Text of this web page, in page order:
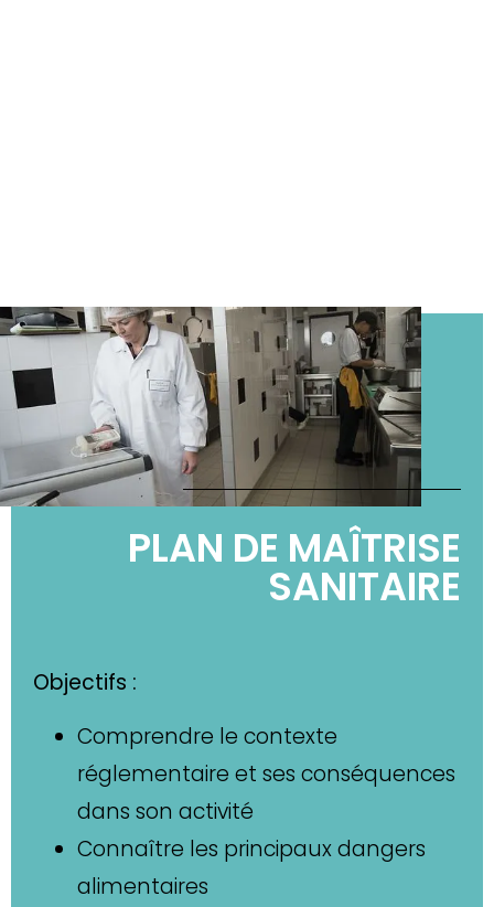
PLAN DE MAÎTRISE
SANITAIRE
Objectifs :
Comprendre le contexte
réglementaire et ses conséquences
dans son activité
Connaître les principaux dangers
alimentaires